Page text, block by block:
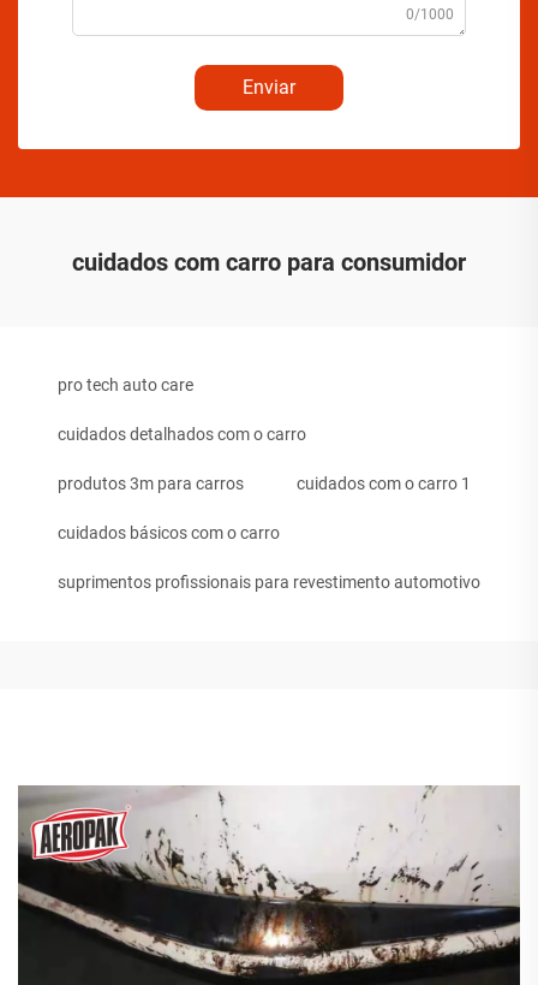
0/1000
Enviar
cuidados com carro para consumidor
pro tech auto care
cuidados detalhados com o carro
produtos 3m para carros cuidados com o carro 1
cuidados básicos com o carro
suprimentos profissionais para revestimento automotivo